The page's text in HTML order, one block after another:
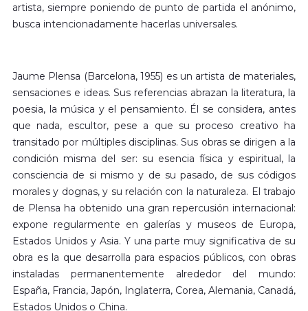
artista, siempre poniendo de punto de partida el anónimo,
busca intencionadamente hacerlas universales.
Jaume Plensa (Barcelona, 1955) es un artista de materiales,
sensaciones e ideas. Sus referencias abrazan la literatura, la
poesia, la música y el pensamiento. Él se considera, antes
que nada, escultor, pese a que su proceso creativo ha
transitado por múltiples disciplinas. Sus obras se dirigen a la
condición misma del ser: su esencia física y espiritual, la
consciencia de si mismo y de su pasado, de sus códigos
morales y dognas, y su relación con la naturaleza. El trabajo
de Plensa ha obtenido una gran repercusión internacional:
expone regularmente en galerías y museos de Europa,
Estados Unidos y Asia. Y una parte muy significativa de su
obra es la que desarrolla para espacios públicos, con obras
instaladas permanentemente alrededor del mundo:
España, Francia, Japón, Inglaterra, Corea, Alemania, Canadá,
Estados Unidos o China.